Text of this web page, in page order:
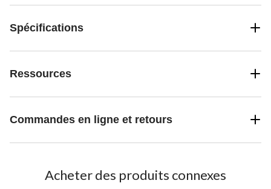
Spécifications
Ressources
Commandes en ligne et retours
Acheter des produits connexes